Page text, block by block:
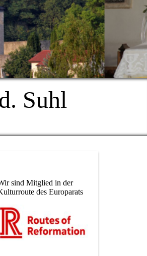
Suhl
sind Mitglied in der
des Europarats